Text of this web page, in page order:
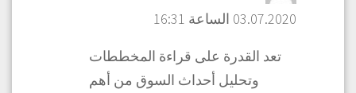
03.07.2020 الساعة 16:31
تعد القدرة على قراءة المخططات
وتحليل أحداث السوق من أهم